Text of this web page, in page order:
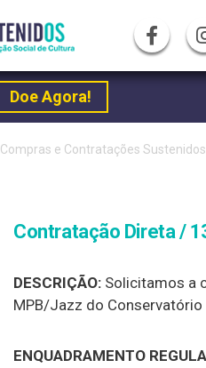
Doe Agora!
Compras e Contratações Sustenidos
Contratação Direta /
DESCRIÇÃO: Solicitamos a
MPB/Jazz do Conservatório
ENQUADRAMENTO